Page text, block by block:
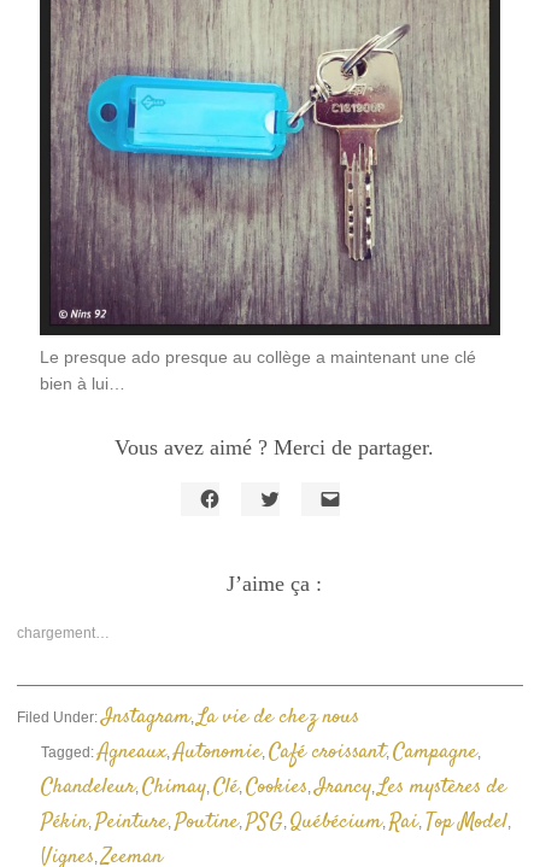
Le presque ado presque au collège a maintenant une clé
bien à lui…
Vous avez aimé ? Merci de partager.
Facebook(ouvre
dans
Twitter(ouvre
dans
dans
nouvelle
J’aime ça :
chargement…
Filed Under:Instagram,La vie de chez nous
Tagged:Agneaux,Autonomie,Café croissant,Campagne,
Chandeleur,Chimay,Clé,Cookies,Irancy,Les mystères de
Pékin,Peinture,Poutine,PSG,Québécium,Rai, Top Model,
Vignes,Zeeman